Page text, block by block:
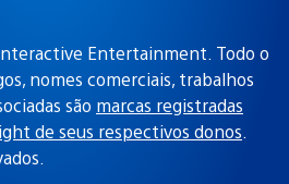
Entertainment. Todo o
nomes comerciais, trabalhos
são marcas registradas
de seus respectivos donos.